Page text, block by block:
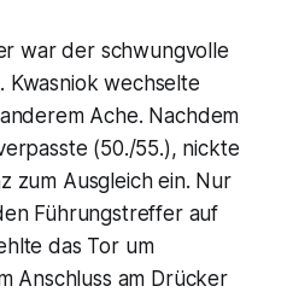
war der schwungvolle
Kwasniok wechselte
Ache. Nachdem
(50./55.), nickte
zum Ausgleich ein. Nur
Führungstreffer auf
das Tor um
Anschluss am Drücker